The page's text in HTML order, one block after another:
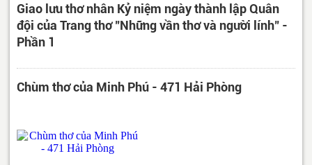
Giao lưu thơ nhân Kỷ niệm ngày thành lập Quân
đội của Trang thơ "Những vần thơ và người lính" -
Phần 1
Chùm thơ của Minh Phú - 471 Hải Phòng